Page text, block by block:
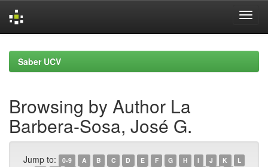
navigationSaber UCV
Browsing by Author La
Barbera-Sosa, José G.
Jump to: 0-9 A B C D E F G H I J K
L